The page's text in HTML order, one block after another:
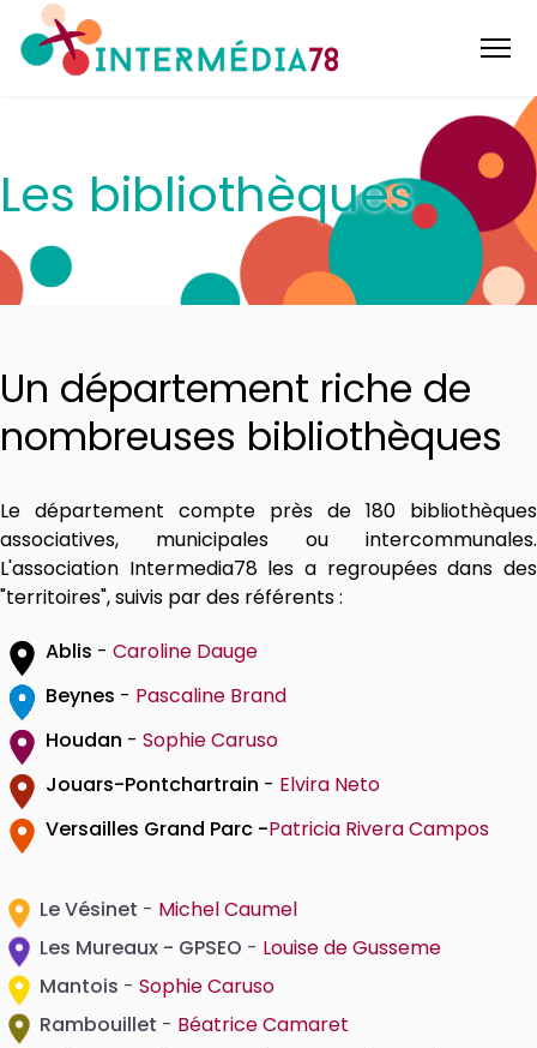
Les bibliothèques
Un département riche de
nombreuses bibliothèques
Le département compte près de 180 bibliothèques
associatives, municipales ou intercommunales.
L'association Intermedia78 les a regroupées dans des
"territoires", suivis par des référents :
Ablis - Caroline Dauge
Beynes - Pascaline Brand
Houdan - Sophie Caruso
Jouars-Pontchartrain - Elvira Neto
Versailles Grand Parc -Patricia Rivera Campos
Le Vésinet - Michel Caumel
Les Mureaux - GPSEO - Louise de Gusseme
Mantois - Sophie Caruso
Rambouillet - Béatrice Camaret